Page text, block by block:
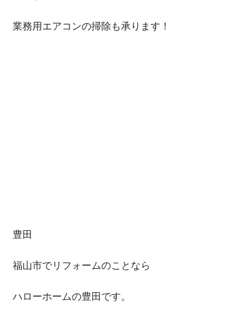
業務用エアコンの掃除も承ります！
豊田
福山市でリフォームのことなら
ハローホームの豊田です。